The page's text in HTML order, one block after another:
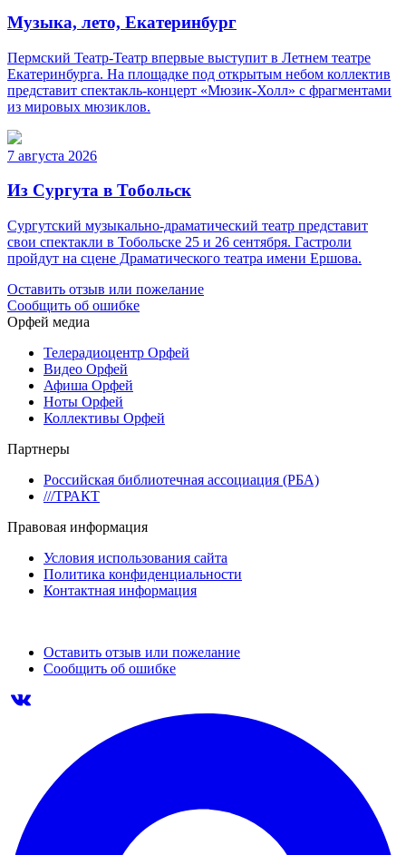
Музыка, лето, Екатеринбург
Пермский Театр-Театр впервые выступит в Летнем театре
Екатеринбурга. На площадке под открытым небом коллектив
представит спектакль-концерт «Мюзик-Холл» с фрагментами
из мировых мюзиклов.
7 августа 2026
Из Сургута в Тобольск
Сургутский музыкально-драматический театр представит
свои спектакли в Тобольске 25 и 26 сентября. Гастроли
пройдут на сцене Драматического театра имени Ершова.
Оставить отзыв или пожелание
Сообщить об ошибке
Орфей медиа
Телерадиоцентр Орфей
Видео Орфей
Афиша Орфей
Ноты Орфей
Коллективы Орфей
Партнеры
Российская библиотечная ассоциация (РБА)
///ТРАКТ
Правовая информация
Условия использования сайта
Политика конфиденциальности
Контактная информация
Оставить отзыв или пожелание
Сообщить об ошибке